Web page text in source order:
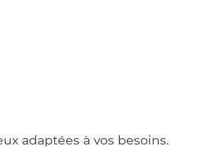
adaptées à vos besoins.